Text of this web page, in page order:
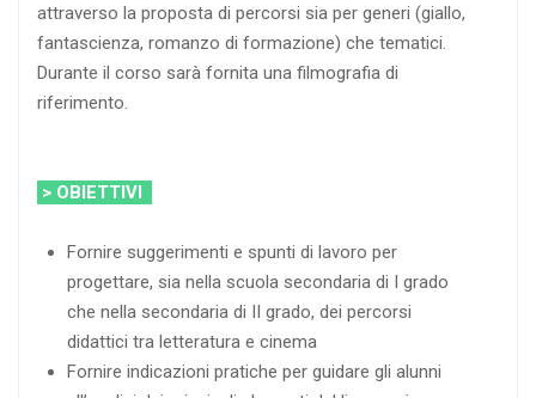
attraverso la proposta di percorsi sia per generi (giallo,
fantascienza, romanzo di formazione) che tematici.
Durante il corso sarà fornita una filmografia di
riferimento.
> OBIETTIVI
Fornire suggerimenti e spunti di lavoro per
progettare, sia nella scuola secondaria di I grado
che nella secondaria di II grado, dei percorsi
didattici tra letteratura e cinema
Fornire indicazioni pratiche per guidare gli alunni